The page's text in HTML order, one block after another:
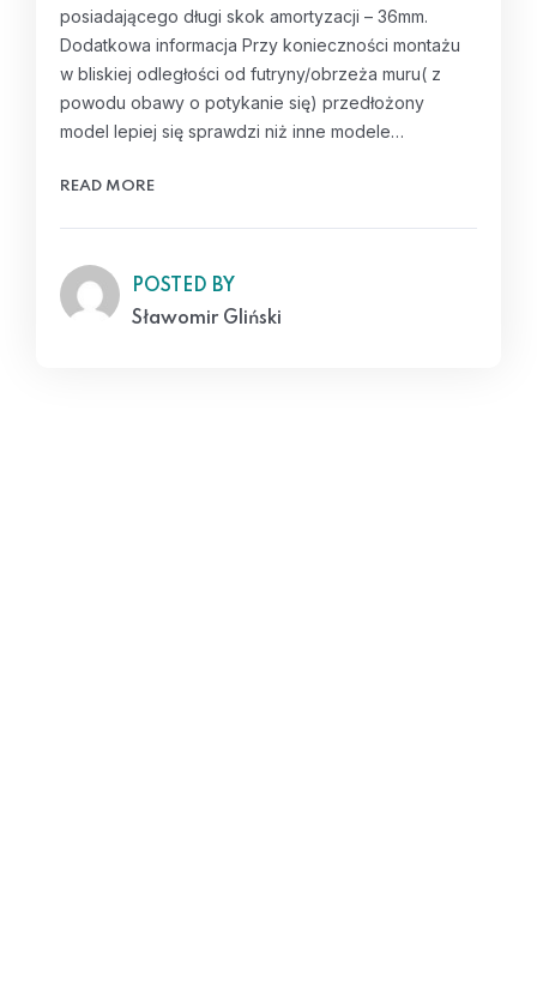
posiadającego długi skok amortyzacji – 36mm.
Dodatkowa informacja Przy konieczności montażu
w bliskiej odległości od futryny/obrzeża muru( z
powodu obawy o potykanie się) przedłożony
model lepiej się sprawdzi niż inne modele…
READ MORE
POSTED BY
Sławomir Gliński